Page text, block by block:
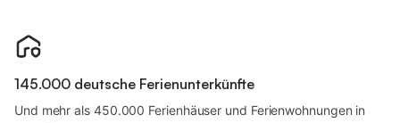
145.000 deutsche Ferienunterkünfte
Und mehr als 450.000 Ferienhäuser und Ferienwohnungen in